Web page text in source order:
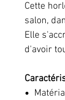
Cette
salon,
Elle
d'avoir